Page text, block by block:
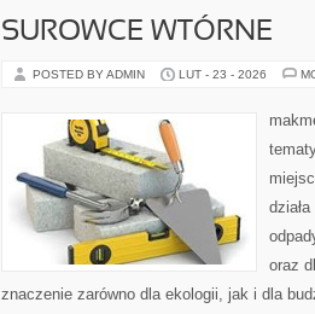
SUROWCE WTÓRNE
POSTED BY ADMIN LUT - 23 - 2026
oraz
znaczenie zarówno dla ekologii, jak i dla